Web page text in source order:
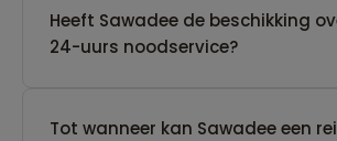
Heeft Sawadee de beschikking
24-uurs noodservice?
Tot wanneer kan Sawadee een